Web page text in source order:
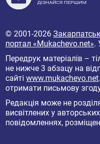
© 2001-2026
портал «Mukachevo.net».
Передрук матеріалів –
не нижче 3 абзацу на
сайтіwww.mukachevo.net
отримати письмову
Редакція може не
висвітлених у
повідомленнях,